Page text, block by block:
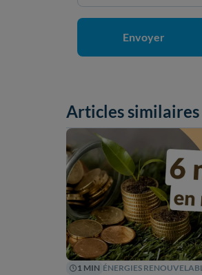
Articles similaires
1 MIN ÉNERGIES